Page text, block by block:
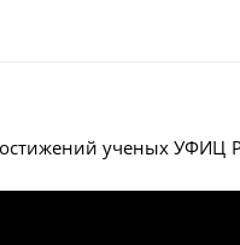
ученых